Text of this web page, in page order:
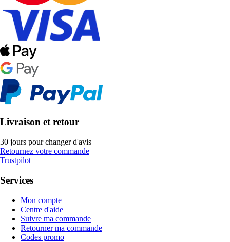
Livraison et retour
30 jours pour changer d'avis
Retournez votre commande
Trustpilot
Services
Mon compte
Centre d'aide
Suivre ma commande
Retourner ma commande
Codes promo